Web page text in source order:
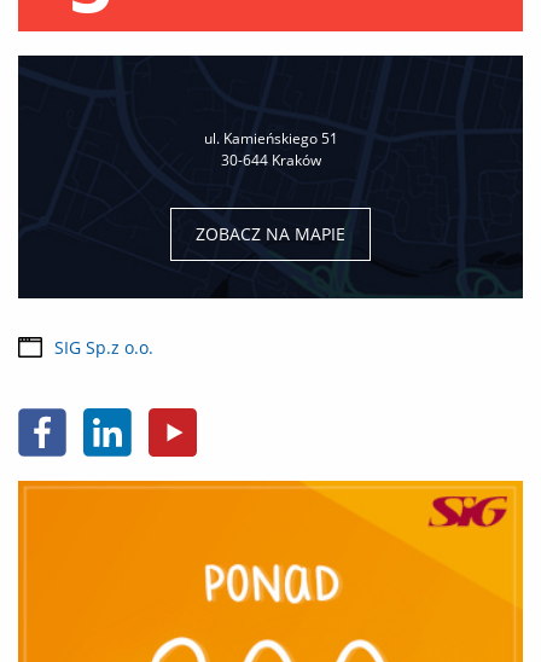
ul. Kamieńskiego 51
30-644 Kraków
ZOBACZ NA MAPIE
SIG Sp.z o.o.